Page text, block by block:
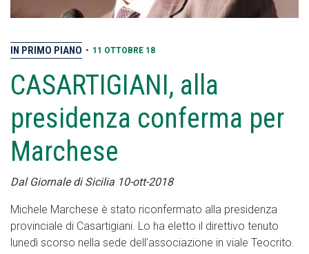
IN PRIMO PIANO • 11 OTTOBRE 18
CASARTIGIANI, alla
presidenza conferma per
Marchese
Dal Giornale di Sicilia 10-ott-2018
Michele Marchese è stato riconfermato alla presidenza
provinciale di Casartigiani. Lo ha eletto il direttivo tenuto
lunedì scorso nella sede dell’associazione in viale Teocrito.